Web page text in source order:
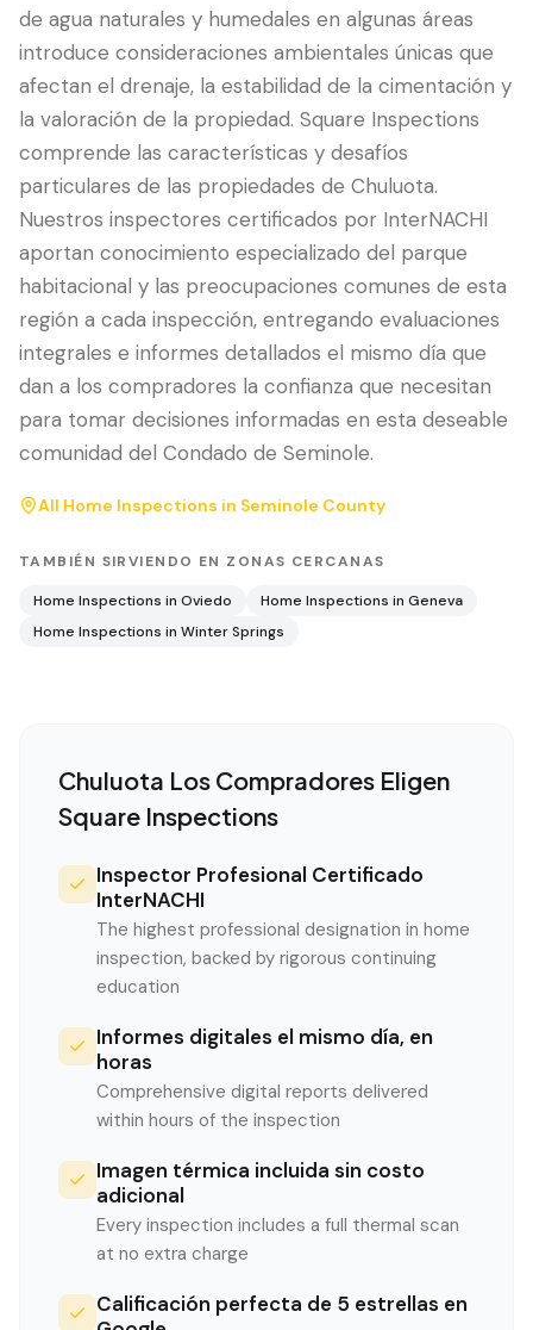
de agua naturales y humedales en algunas áreas
introduce consideraciones ambientales únicas que
afectan el drenaje, la estabilidad de la cimentación y
la valoración de la propiedad. Square Inspections
comprende las características y desafíos
particulares de las propiedades de Chuluota.
Nuestros inspectores certificados por InterNACHI
aportan conocimiento especializado del parque
habitacional y las preocupaciones comunes de esta
región a cada inspección, entregando evaluaciones
integrales e informes detallados el mismo día que
dan a los compradores la confianza que necesitan
para tomar decisiones informadas en esta deseable
comunidad del Condado de Seminole.
All Home Inspections in Seminole County
TAMBIÉN SIRVIENDO EN ZONAS CERCANAS
Home Inspections in Oviedo Home Inspections in Geneva
Home Inspections in Winter Springs
Chuluota Los Compradores Eligen
Square Inspections
Inspector Profesional Certificado
InterNACHI
The highest professional designation in home
inspection, backed by rigorous continuing
education
Informes digitales el mismo día, en
horas
Comprehensive digital reports delivered
within hours of the inspection
Imagen térmica incluida sin costo
adicional
Every inspection includes a full thermal scan
at no extra charge
Calificación perfecta de 5 estrellas en